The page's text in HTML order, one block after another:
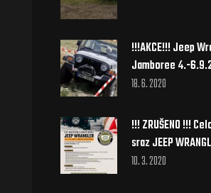
!!!AKCE!!! Jeep
Jamboree 4.-
18. 6. 2020
!!! ZRUŠENO !!!
sraz JEEP
10. 3. 2020